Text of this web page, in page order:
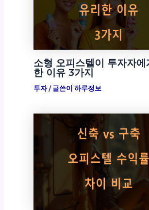
소형 오피스텔이 투자자에
한 이유 3가지
투자/ 글쓴이 하루정보